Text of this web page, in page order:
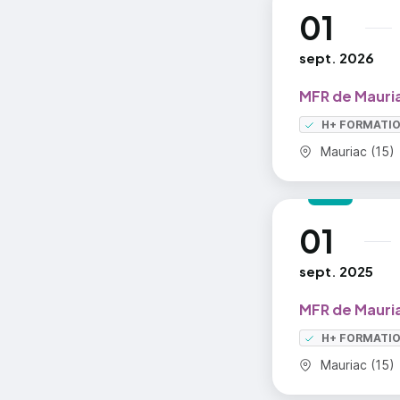
exemple.
preuve
relations
contrôle
01
sept. 2026
au
MFR de
H+
Commune :
Mauriac (15)
01
sept. 2025
au
MFR de
H+
Commune :
Mauriac (15)